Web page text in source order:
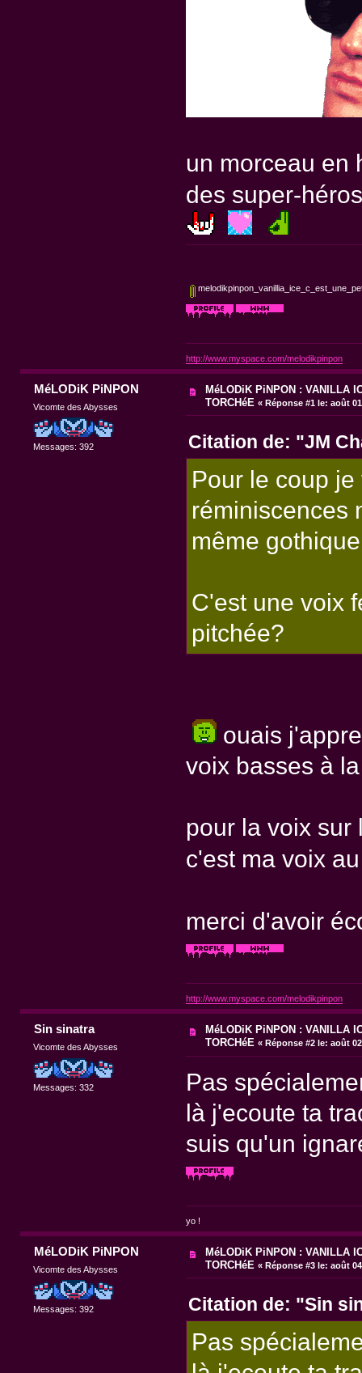
un morceau en
des super-
http://www.myspace.com/melodikpinpon
MéLODiK PiNPON
Vicomte des Abysses
Messages: 392
MéLODiK PiNPON : VANILLA
TORCHéE «Réponse #1 le: août
Citation de: "JM
Pour le coup
réminiscences
même
C'est une voix
pitchée?
ouais
voix basses à
pour la voix sur
c'est ma voix
merci d'avoir
http://www.myspace.com/melodikpinpon
Sin sinatra
Vicomte des Abysses
Messages: 332
MéLODiK PiNPON : VANILLA
TORCHéE « Réponse #2 le: août
Pas
là j'ecoute ta
suis qu'un
yo !
MéLODiK PiNPON
Vicomte des Abysses
Messages: 392
MéLODiK PiNPON : VANILLA
TORCHéE «Réponse #3 le: août
Citation de: "Sin
Pas